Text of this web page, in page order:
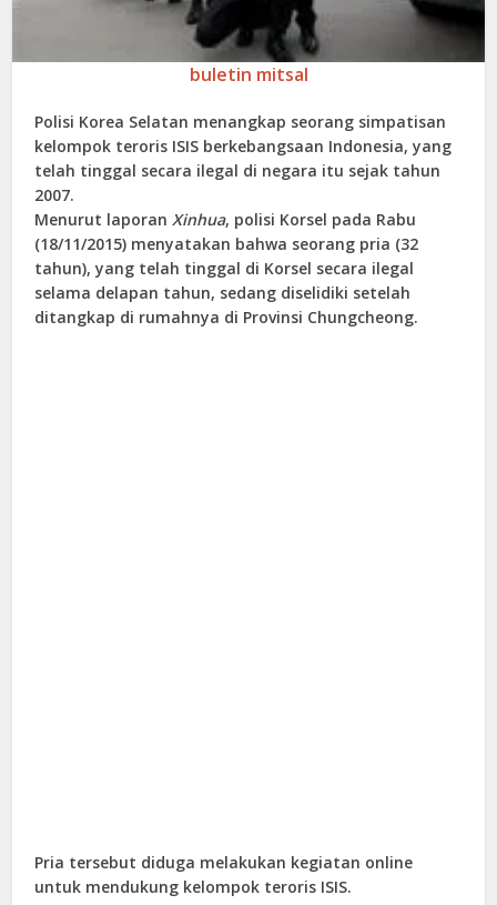
buletin mitsal
Polisi Korea Selatan menangkap seorang simpatisan
kelompok teroris ISIS berkebangsaan Indonesia, yang
telah tinggal secara ilegal di negara itu sejak tahun
2007.
Menurut laporanXinhua, polisi Korsel pada Rabu
(18/11/2015) menyatakan bahwa seorang pria (32
tahun), yang telah tinggal di Korsel secara ilegal
selama delapan tahun, sedang diselidiki setelah
ditangkap di rumahnya di Provinsi Chungcheong.
Pria tersebut diduga melakukan kegiatan online
untuk mendukung kelompok teroris ISIS.